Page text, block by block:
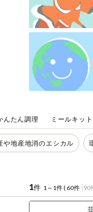
目的から探す
生協独自
自動注文システム登
自動注文システム
くらしの定番品（
専門ショップサイト
調味料・だ
し・油・ルー
おやつ
切り花・仏花
ティッシュ・
衛生・生理用
品
アーモンド
さば
アレルゲン情報
特定原材料に準
んたん調理 ミールキット
や地産地消のエシカル
1件 1～1件 ( 60件 90